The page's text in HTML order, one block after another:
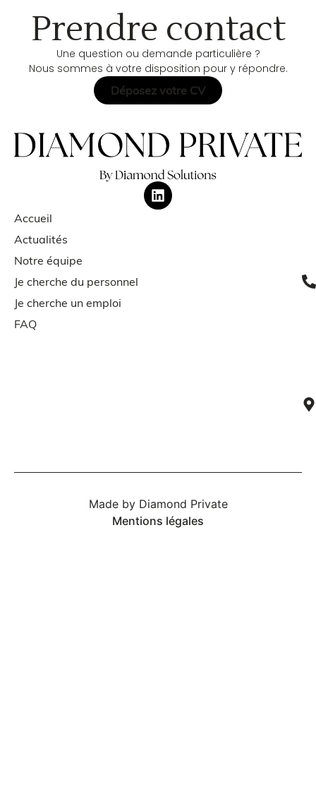
Prendre contact
Une question ou demande particulière ?
Nous sommes à votre disposition pour y répondre.
Déposez votre CV
Accueil
Actualités
Notre équipe
Je cherche du personnel
Je cherche un emploi
FAQ
Made by Diamond Private
Mentions légales